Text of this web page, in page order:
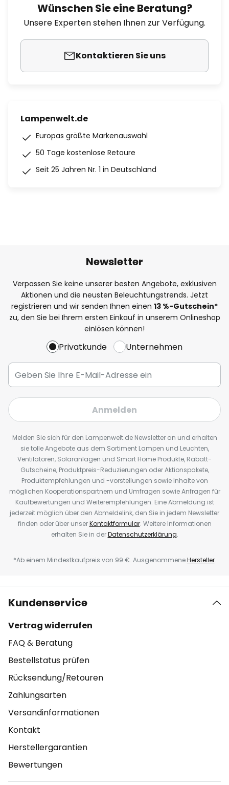
Wünschen Sie eine Beratung?
Unsere Experten stehen Ihnen zur Verfügung.
Kontaktieren Sie uns
Lampenwelt.de
Europas größte Markenauswahl
50 Tage kostenlose Retoure
Seit 25 Jahren Nr. 1 in Deutschland
Newsletter
Verpassen Sie keine unserer besten Angebote, exklusiven
Aktionen und die neusten Beleuchtungstrends. Jetzt
registrieren und wir senden Ihnen einen 13 %-Gutschein*
zu, den Sie bei Ihrem ersten Einkauf in unserem Onlineshop
einlösen können!
Privatkunde Unternehmen
Anmelden
Melden Sie sich für den Lampenwelt.de Newsletter an und erhalten
sie tolle Angebote aus dem Sortiment Lampen und Leuchten,
Ventilatoren, Solaranlagen und Smart Home Produkte, Rabatt-
Gutscheine, Produktpreis-Reduzierungen oder Aktionspakete,
Produktempfehlungen und -vorstellungen sowie Inhalte von
möglichen Kooperationspartnern und Umfragen sowie Anfragen für
Kaufbewertungen und Weiterempfehlungen. Eine Abmeldung ist
jederzeit möglich über den Abmeldelink, den Sie in jedem Newsletter
finden oder über unserKontaktformular. Weitere Informationen
erhalten Sie in derDatenschutzerklärung.
*Ab einem Mindestkaufpreis von 99 €. AusgenommeneHersteller.
Kundenservice
Vertrag widerrufen
FAQ & Beratung
Bestellstatus prüfen
Rücksendung/Retouren
Zahlungsarten
Versandinformationen
Kontakt
Herstellergarantien
Bewertungen